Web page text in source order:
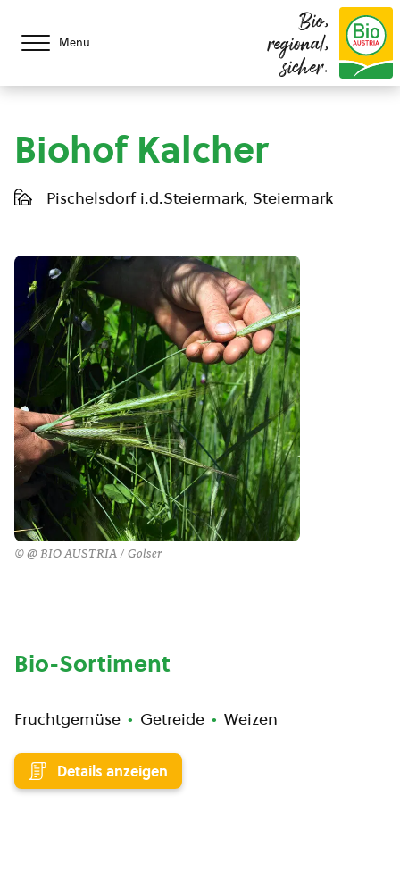
Menü
Bio,
regional,
sicher.
Biohof Kalcher
Pischelsdorf i.d.Steiermark, Steiermark
© @ BIO AUSTRIA / Golser
Bio-Sortiment
Fruchtgemüse Getreide Weizen
Details anzeigen